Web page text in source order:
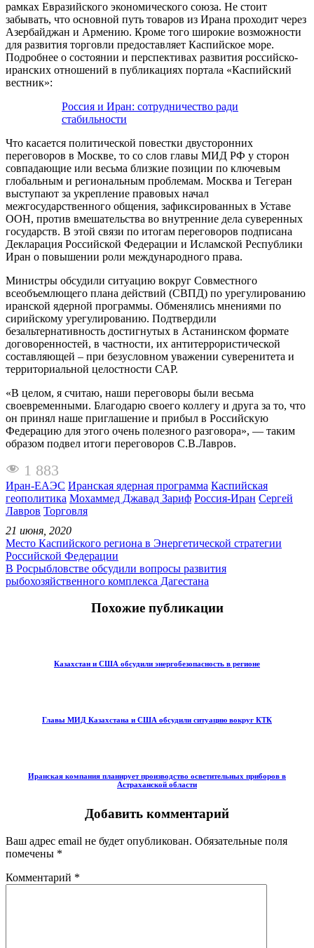
рамках Евразийского экономического союза. Не стоит
забывать, что основной путь товаров из Ирана проходит через
Азербайджан и Армению. Кроме того широкие возможности
для развития торговли предоставляет Каспийское море.
Подробнее о состоянии и перспективах развития российско-
иранских отношений в публикациях портала «Каспийский
вестник»:
Россия и Иран: сотрудничество ради
стабильности
Что касается политической повестки двусторонних
переговоров в Москве, то со слов главы МИД РФ у сторон
совпадающие или весьма близкие позиции по ключевым
глобальным и региональным проблемам. Москва и Тегеран
выступают за укрепление правовых начал
межгосударственного общения, зафиксированных в Уставе
ООН, против вмешательства во внутренние дела суверенных
государств. В этой связи по итогам переговоров подписана
Декларация Российской Федерации и Исламской Республики
Иран о повышении роли международного права.
Министры обсудили ситуацию вокруг Совместного
всеобъемлющего плана действий (СВПД) по урегулированию
иранской ядерной программы. Обменялись мнениями по
сирийскому урегулированию. Подтвердили
безальтернативность достигнутых в Астанинском формате
договоренностей, в частности, их антитеррористической
составляющей – при безусловном уважении суверенитета и
территориальной целостности САР.
«В целом, я считаю, наши переговоры были весьма
своевременными. Благодарю своего коллегу и друга за то, что
он принял наше приглашение и прибыл в Российскую
Федерацию для этого очень полезного разговора», — таким
образом подвел итоги переговоров С.В.Лавров.
1 883
Иран-ЕАЭС Иранская ядерная программа Каспийская
геополитика Мохаммед Джавад Зариф Россия-Иран Сергей
Лавров Торговля
21 июня, 2020
Место Каспийского региона в Энергетической стратегии
Российской Федерации
В Росрыбловстве обсудили вопросы развития
рыбохозяйственного комплекса Дагестана
Похожие публикации
Казахстан и США обсудили энергобезопасность в регионе
Главы МИД Казахстана и США обсудили ситуацию вокруг КТК
Иранская компания планирует производство осветительных приборов в
Астраханской области
Добавить комментарий
Ваш адрес email не будет опубликован. Обязательные поля
помечены *
Комментарий *